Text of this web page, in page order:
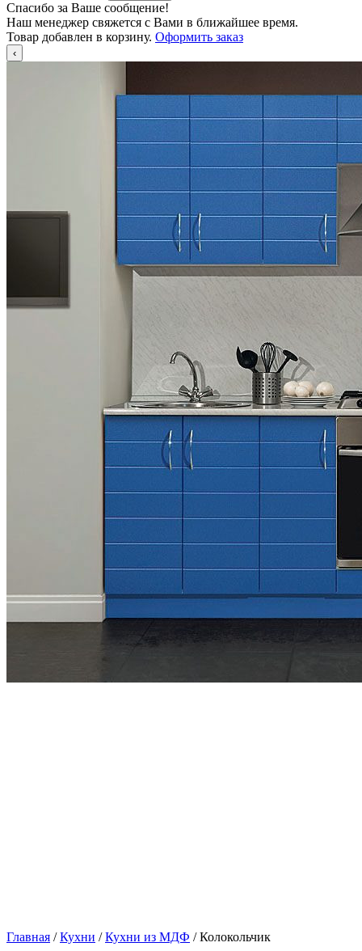
Спасибо за Ваше сообщение!
Наш менеджер свяжется с Вами в ближайшее время.
Товар добавлен в корзину. Оформить заказ
Главная /Кухни /Кухни из МДФ / Колокольчик